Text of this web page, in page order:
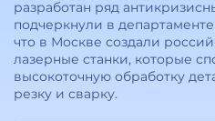
разработан ряд
подчеркнули в
что в Москве создали
лазерные станки, которые
высокоточную обработку
резку и сварку.